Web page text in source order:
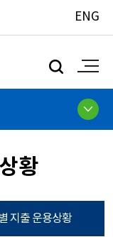
ENG
황
지출 운용상황